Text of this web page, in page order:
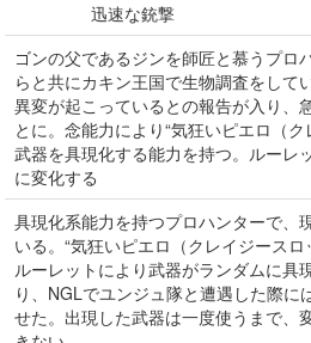
迅速な銃撃
ゴンの父であるジンを師匠と慕うプロ
らと共にカキン王国で生物調査をして
異変が起こっているとの報告が入り、
とに。念能力により“気狂いピエロ（
武器を具現化する能力を持つ。ルーレ
に変化する
具現化系能力を持つプロハンターで、
いる。“気狂いピエロ（クレイジース
ルーレットにより武器がランダムに具
り、NGLでユンジュ隊と遭遇した際に
せた。出現した武器は一度使うまで、